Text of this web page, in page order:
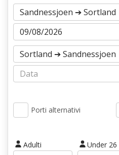
Porti alternativi
Adulti Under 26